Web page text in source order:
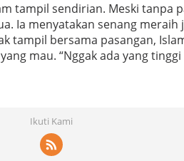
tampil sendirian. Meski tanpa
Ia menyatakan senang meraih
tampil bersama pasangan,
mau. “Nggak ada yang
Ikuti Kami